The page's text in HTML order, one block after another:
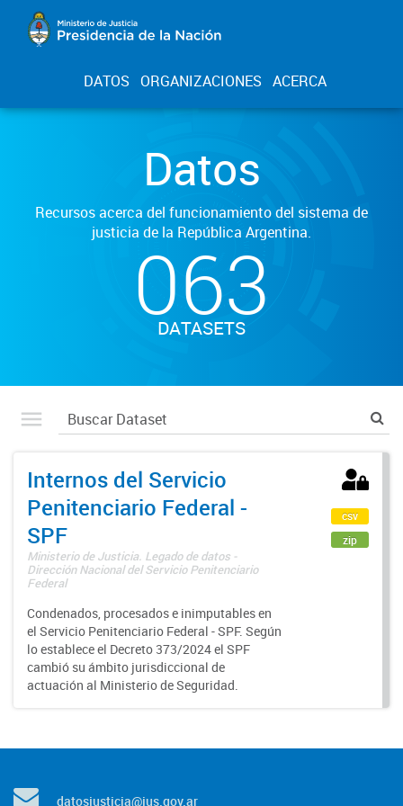
DATOS ORGANIZACIONES ACERCA
Datos
Recursos acerca del funcionamiento del sistema de
justicia de la República Argentina.
063
DATASETS
Internos del Servicio
Penitenciario Federal -
SPF
Ministerio de Justicia. Legado de datos -
Dirección Nacional del Servicio Penitenciario
Federal
Condenados, procesados e inimputables en
el Servicio Penitenciario Federal - SPF. Según
lo establece el Decreto 373/2024 el SPF
cambió su ámbito jurisdiccional de
actuación al Ministerio de Seguridad.
csv
zip
datosjusticia@jus.gov.ar